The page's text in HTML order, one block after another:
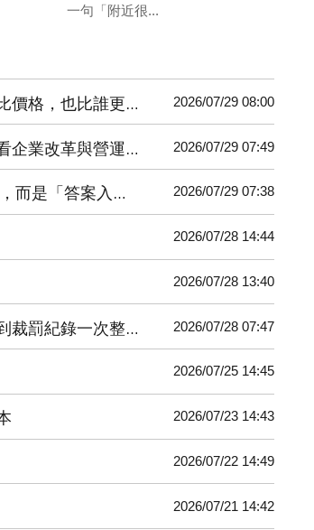
一句「附近很...
誰更懂全球消費者 2026/07/29 08:00
改革與營運能力 2026/07/29 07:49
「答案入口」 2026/07/29 07:38
2026/07/28 14:44
2026/07/28 13:40
罰紀錄一次整理 2026/07/28 07:47
2026/07/25 14:45
2026/07/23 14:43
2026/07/22 14:49
2026/07/21 14:42